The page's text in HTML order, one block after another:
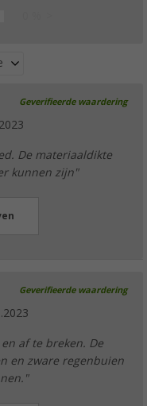
Geverifieerde waardering
De materiaaldikte
kunnen zijn"
Geverifieerde waardering
af te breken. De
en zware regenbuien